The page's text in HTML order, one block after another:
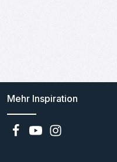
Mehr Inspiration